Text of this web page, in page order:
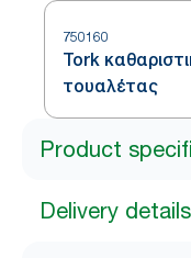
750160
Tork
τουαλέτας
Product
Delivery details